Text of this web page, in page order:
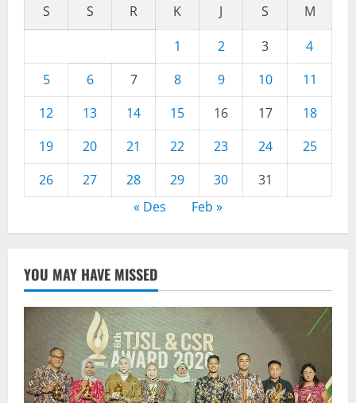
S S R K J S
M
1
2 3
4
5
6 7 8 9 10
11
12
13 14 15 16 17
18
19
20 21 22 23 24
25
26
27 28 29 30
31
« Des
Feb »
YOU MAY HAVE MISSED